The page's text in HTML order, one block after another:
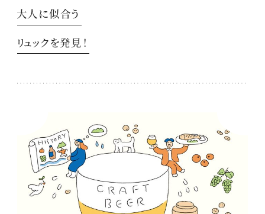
大人に似合う
リュックを発見！